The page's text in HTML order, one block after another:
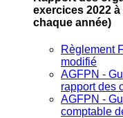
exercices 2022 à
chaque année)
Règlement
modifié
AGFPN ‐
rapport des
AGFPN ‐
comptable